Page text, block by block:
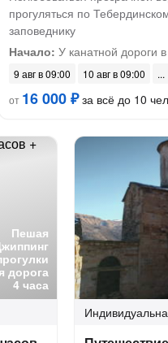
прогуляться по
заповеднику
Начало: У канатной дороги
9 авг в 09:00
10 авг в 09:00
от 16 000 ₽за всё до 10
Пешая
дорога
4 часа